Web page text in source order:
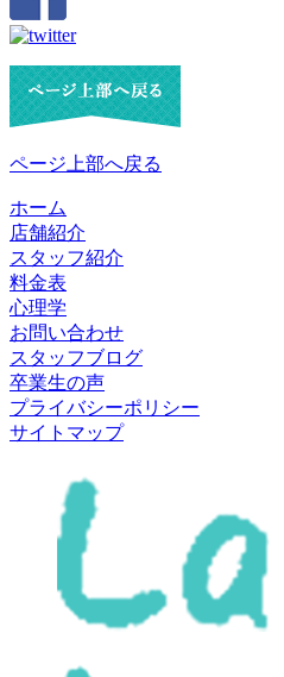
ページ上部へ戻る
ホーム
店舗紹介
スタッフ紹介
料金表
心理学
お問い合わせ
スタッフブログ
卒業生の声
プライバシーポリシー
サイトマップ